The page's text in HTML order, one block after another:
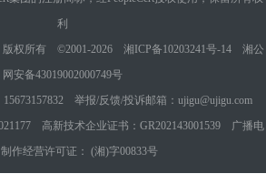
利
版权所有 ©2001-2026 湘ICP备10203241号-14
湘公
网安备43019002000749号
举报/反馈/投诉邮箱：ujigu@ujigu.com
高新技术企业证书：GR202143001539 广播电
作经营许可证： (湘)字00833号